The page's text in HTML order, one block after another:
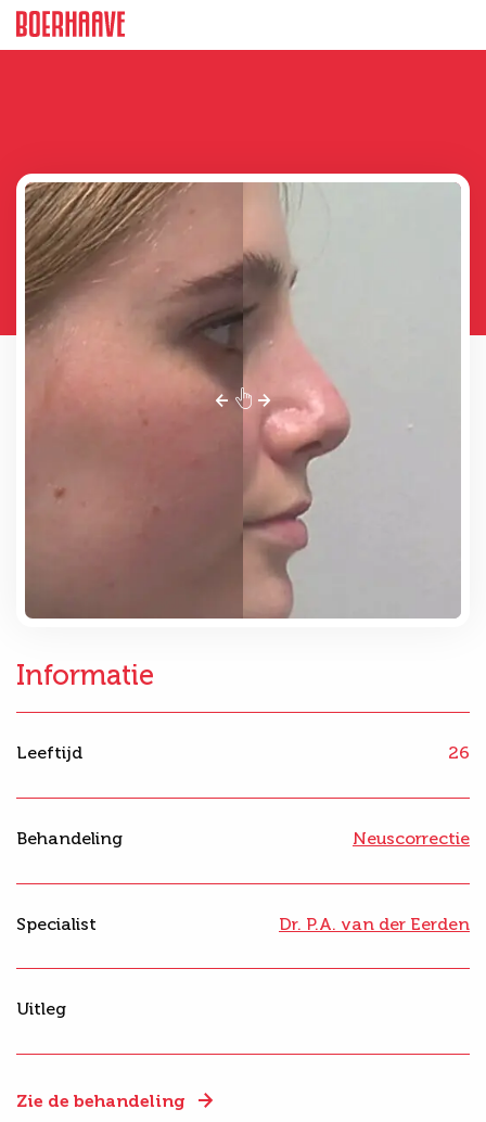
Zie de behandeling
Informatie
Leeftijd 26
Behandeling Neuscorrectie
Specialist Dr. P.A. van der Eerden
Uitleg